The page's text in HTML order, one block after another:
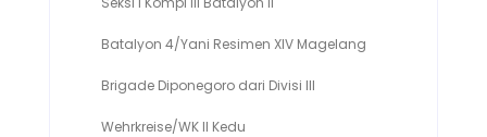
Batalyon 4/Yani Resimen XIV Magelang
Brigade Diponegoro dari Divisi III
Wehrkreise/WK II Kedu